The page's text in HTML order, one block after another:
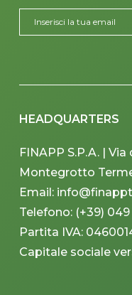
HEADQUARTERS
FINAPP S.P.A. |
Montegrotto
Email:
Telefono: (+39) 049
Partita IVA:
Capitale sociale